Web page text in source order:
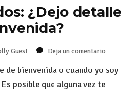
¿Dejo detalle
Guest Deja un comentario
¿Dejo
de bienvenida o cuando yo soy
posible que alguna vez te